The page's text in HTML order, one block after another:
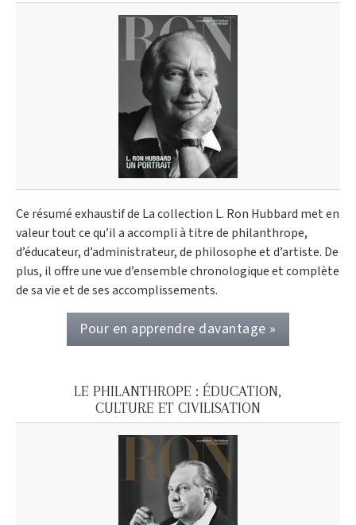
Ce résumé exhaustif de La collection L. Ron Hubbard met en
valeur tout ce qu’il a accompli à titre de philanthrope,
d’éducateur, d’administrateur, de philosophe et d’artiste. De
plus, il offre une vue d’ensemble chronologique et complète
de sa vie et de ses accomplissements.
Pour en apprendre davantage »
LE PHILANTHROPE : ÉDUCATION,
CULTURE ET CIVILISATION